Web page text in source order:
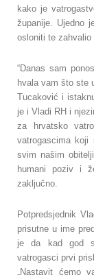
kako je
županije. Ujedno
osloniti te zahvalio
“Danas sam
hvala vam što ste
Tucaković i
je i Vladi RH i
za hrvatsko
vatrogascima koji
svim našim
humani poziv i
zaključno.
Potpredsjednik
prisutne u ime
je da kad god
vatrogasci prvi
„Nastavit ćemo